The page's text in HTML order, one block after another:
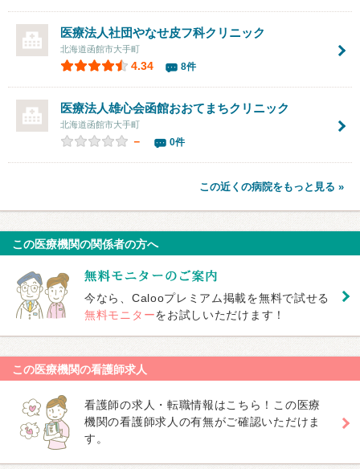
医療法人社団やなせ皮フ科クリニック
北海道函館市大手町
4.34 8件
医療法人雄心会函館おおてまちクリニック
北海道函館市大手町
－ 0件
この近くの病院をもっと見る »
この医療機関の関係者の方へ
今なら、Calooプレミアム掲載を無料で試せる
無料モニターをお試しいただけます！
この医療機関の看護師求人
看護師の求人・転職情報はこちら！この医療
機関の看護師求人の有無がご確認いただけま
す。